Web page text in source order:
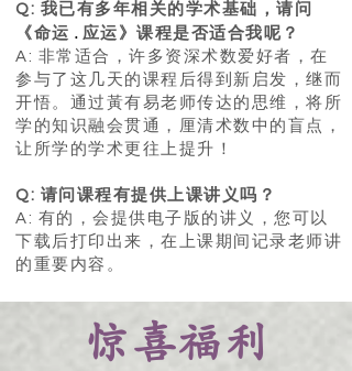
Q: 我已有多年相关的学术基础，请问
《命运 . 应运》课程是否适合我呢？
A: 非常适合，许多资深术数爱好者，在
参与了这几天的课程后得到新启发，继而
开悟。通过黃有易老师传达的思维，将所
学的知识融会贯通，厘清术数中的盲点，
让所学的学术更往上提升！
Q: 请问课程有提供上课讲义吗？
A: 有的，会提供电子版的讲义，您可以
下载后打印出来，在上课期间记录老师讲
的重要内容。
惊喜福利